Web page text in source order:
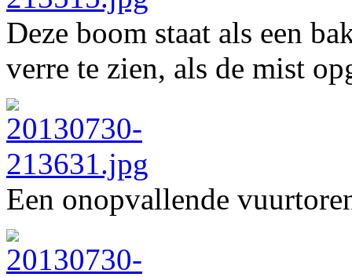
Deze boom staat als een
verre te zien, als de mist
Een onopvallende